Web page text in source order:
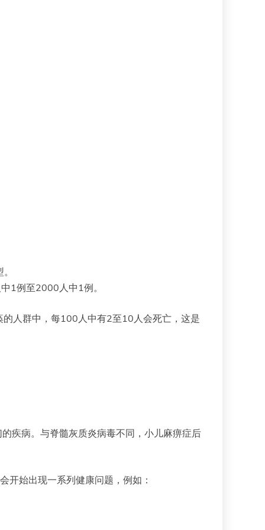
1例至2000人中1例。
人群中，每100人中有2至10人会死亡，这是
疾病。与脊髓灰质炎病毒不同，小儿麻痹症后
始出现一系列健康问题，例如：